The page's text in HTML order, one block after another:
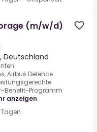
(m/w/d)
Deutschland
Airbus Defence
Benefit-Programm
anzeigen